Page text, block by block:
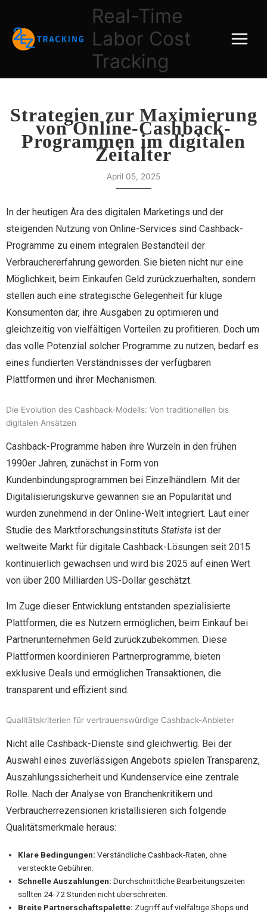
content
Real-Time
Labor Cost
Tracking
Strategien zur Maximierung
von Online-Cashback-
Programmen im digitalen
Zeitalter
April 05, 2025
In der heutigen Ära des digitalen Marketings und der
steigenden Nutzung von Online-Services sind Cashback-
Programme zu einem integralen Bestandteil der
Verbrauchererfahrung geworden. Sie bieten nicht nur eine
Möglichkeit, beim Einkaufen Geld zurückzuerhalten, sondern
stellen auch eine strategische Gelegenheit für kluge
Konsumenten dar, ihre Ausgaben zu optimieren und
gleichzeitig von vielfältigen Vorteilen zu profitieren. Doch um
das volle Potenzial solcher Programme zu nutzen, bedarf es
eines fundierten Verständnisses der verfügbaren
Plattformen und ihrer Mechanismen.
Die Evolution des Cashback-Modells: Von traditionellen bis
digitalen Ansätzen
Cashback-Programme haben ihre Wurzeln in den frühen
1990er Jahren, zunächst in Form von
Kundenbindungsprogrammen bei Einzelhändlern. Mit der
Digitalisierungskurve gewannen sie an Popularität und
wurden zunehmend in der Online-Welt integriert. Laut einer
Studie des Marktforschungsinstituts Statista ist der
weltweite Markt für digitale Cashback-Lösungen seit 2015
kontinuierlich gewachsen und wird bis 2025 auf einen Wert
von über 200 Milliarden US-Dollar geschätzt.
Im Zuge dieser Entwicklung entstanden spezialisierte
Plattformen, die es Nutzern ermöglichen, beim Einkauf bei
Partnerunternehmen Geld zurückzubekommen. Diese
Plattformen koordinieren Partnerprogramme, bieten
exklusive Deals und ermöglichen Transaktionen, die
transparent und effizient sind.
Qualitätskriterien für vertrauenswürdige Cashback-Anbieter
Nicht alle Cashback-Dienste sind gleichwertig. Bei der
Auswahl eines zuverlässigen Angebots spielen Transparenz,
Auszahlungssicherheit und Kundenservice eine zentrale
Rolle. Nach der Analyse von Branchenkritikern und
Verbraucherrezensionen kristallisieren sich folgende
Qualitätsmerkmale heraus:
Klare Bedingungen: Verständliche Cashback-Raten, ohne
versteckte Gebühren.
Schnelle Auszahlungen: Durchschnittliche Bearbeitungszeiten
sollten 24-72 Stunden nicht überschreiten.
Breite Partnerschaftspalette: Zugriff auf vielfältige Shops und